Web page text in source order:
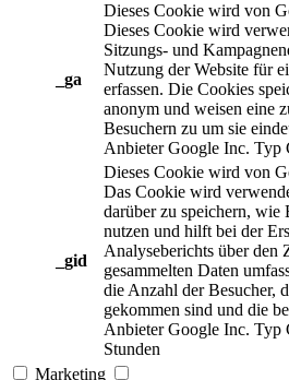
_ga
Dieses Cookie wird von
Dieses Cookie wird
Sitzungs- und
Nutzung der Website für
erfassen. Die Cookies
anonym und weisen eine
Besuchern zu um sie
Anbieter Google Inc. Typ
_gid
Dieses Cookie wird von
Das Cookie wird
darüber zu speichern, wie
nutzen und hilft bei der
Analyseberichts über den
gesammelten Daten
die Anzahl der Besucher,
gekommen sind und die
Anbieter Google Inc. Typ
Stunden
Marketing